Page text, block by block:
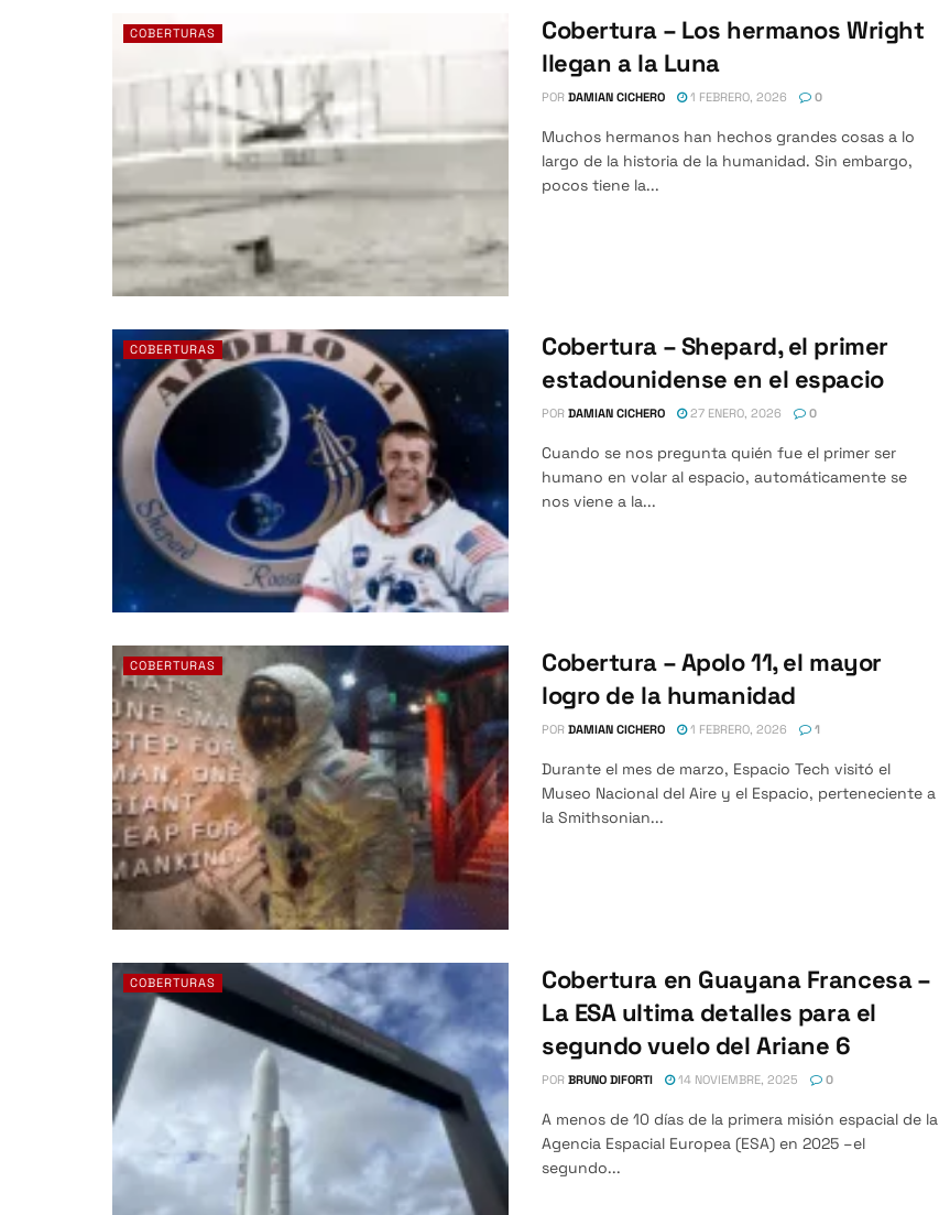
COBERTURAS
Cobertura – Los hermanos Wright
llegan a la Luna
POR DAMIAN CICHERO 1 FEBRERO, 2026 0
Muchos hermanos han hechos grandes cosas a lo
largo de la historia de la humanidad. Sin embargo,
pocos tiene la...
COBERTURAS
Cobertura – Shepard, el primer
estadounidense en el espacio
POR DAMIAN CICHERO 27 ENERO, 2026 0
Cuando se nos pregunta quién fue el primer ser
humano en volar al espacio, automáticamente se
nos viene a la...
COBERTURAS
Cobertura – Apolo 11, el mayor
logro de la humanidad
POR DAMIAN CICHERO 1 FEBRERO, 2026 1
Durante el mes de marzo, Espacio Tech visitó el
Museo Nacional del Aire y el Espacio, perteneciente a
la Smithsonian...
COBERTURAS
Cobertura en Guayana Francesa –
La ESA ultima detalles para el
segundo vuelo del Ariane 6
POR BRUNO DIFORTI 14 NOVIEMBRE, 2025 0
A menos de 10 días de la primera misión espacial de la
Agencia Espacial Europea (ESA) en 2025 –el
segundo...